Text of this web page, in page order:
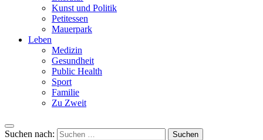
Kunst und Politik
Petitessen
Mauerpark
Leben
Medizin
Gesundheit
Public Health
Sport
Familie
Zu Zweit
Suchen nach: